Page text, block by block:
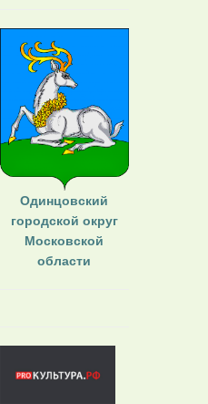
Одинцовский
городской округ
Московской
области